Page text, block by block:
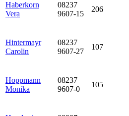
Haberkorn
Vera
08237
9607-15
206
Hintermayr
Carolin
08237
9607-27
107
Hoppmann
Monika
08237
9607-0
105